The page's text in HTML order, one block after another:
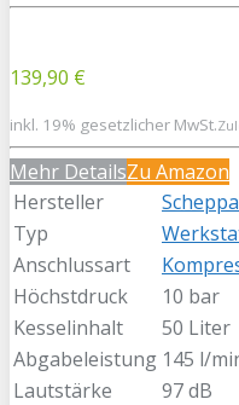
139,90 €
inkl. 19% gesetzlicher MwSt.
Mehr DetailsZu Amazon
Hersteller
Typ
Anschlussart
Höchstdruck
10 bar
Kesselinhalt
50 Liter
Abgabeleistung 145 l/
Lautstärke
97 dB